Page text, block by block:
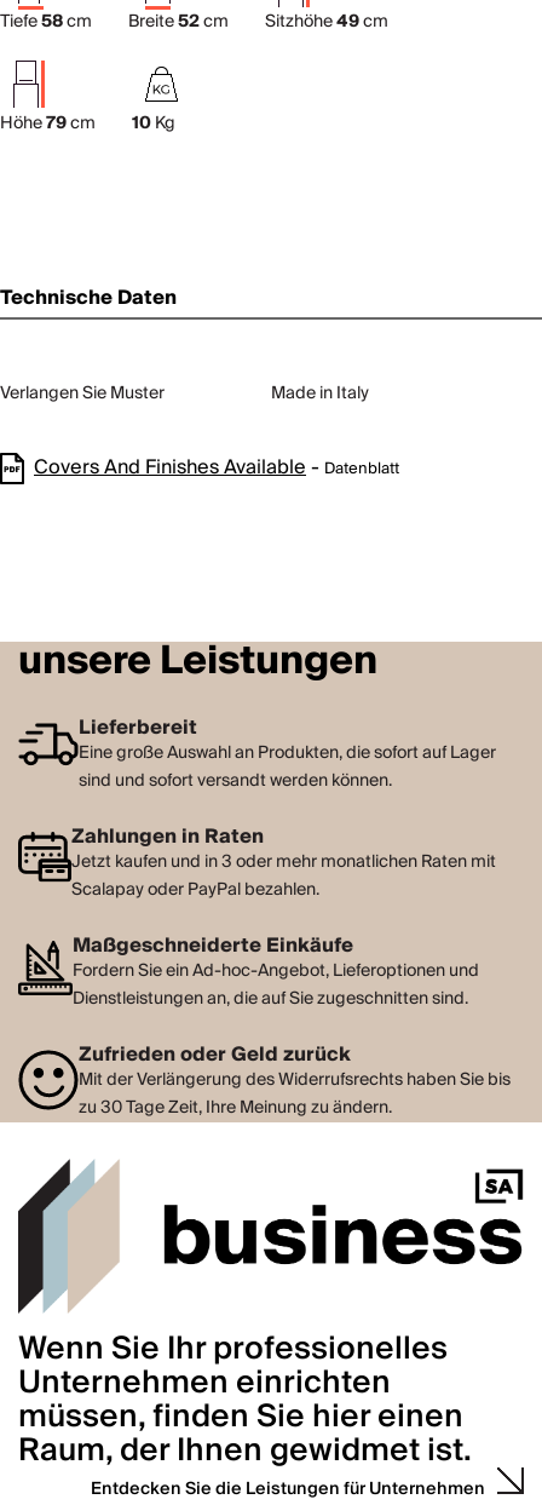
Tiefe58cm Breite52cm Sitzhöhe49cm
Höhe79cm 10Kg
Technische Daten
Verlangen Sie Muster Made in Italy
Covers And Finishes Available- Datenblatt
unsere Leistungen
Lieferbereit
Eine große Auswahl an Produkten, die sofort auf Lager
sind und sofort versandt werden können.
Zahlungen in Raten
Jetzt kaufen und in 3 oder mehr monatlichen Raten mit
Scalapay oder PayPal bezahlen.
Maßgeschneiderte Einkäufe
Fordern Sie ein Ad-hoc-Angebot, Lieferoptionen und
Dienstleistungen an, die auf Sie zugeschnitten sind.
Zufrieden oder Geld zurück
Mit der Verlängerung des Widerrufsrechts haben Sie bis
zu 30 Tage Zeit, Ihre Meinung zu ändern.
Wenn Sie Ihr professionelles
Unternehmen einrichten
müssen, finden Sie hier einen
Raum, der Ihnen gewidmet ist.
Entdecken Sie die Leistungen für Unternehmen